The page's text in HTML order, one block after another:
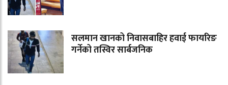
सलमान खानको निवासबाहिर हवाई फायरिङ
गर्नेको तस्विर सार्बजनिक